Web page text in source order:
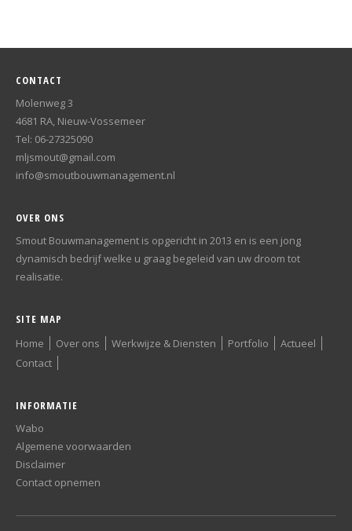
CONTACT
Molenweg 3
4681 RA, Nieuw-Vossemeer
Tel: 06-27325090
mljsmout@gmail.com
info@smoutbouwmanagement.nl
OVER ONS
Smout Bouwmanagement is opgericht in 2013 en is een jong
dynamisch bedrijf welke u graag begeleid van uw droom tot
realisatie.
SITE MAP
Home
Over ons Werkwijze & Diensten Portfolio
Actueel
Contact
INFORMATIE
Wabo
Algemene voorwaarden
Disclaimer
Contact opnemen